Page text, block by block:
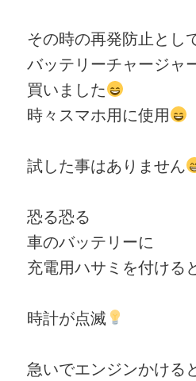
その時の再発防止とし
バッテリーチャージャ
買いました
時々スマホ用に使用
試した事はありません
恐る恐る
車のバッテリーに
充電用ハサミを付ける
時計が点滅
急いでエンジンかける